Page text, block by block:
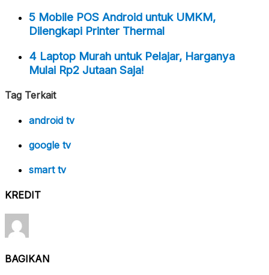
5 Mobile POS Android untuk UMKM,
Dilengkapi Printer Thermal
4 Laptop Murah untuk Pelajar, Harganya
Mulai Rp2 Jutaan Saja!
Tag Terkait
android tv
google tv
smart tv
KREDIT
BAGIKAN